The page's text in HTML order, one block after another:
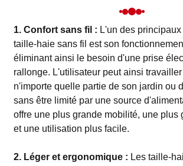
1. Confort sans fil : L'un des
taille-haie sans fil est son
éliminant ainsi le besoin d'une prise
rallonge. L'utilisateur peut ainsi
n'importe quelle partie de son jardin ou
sans être limité par une source
offre une plus grande mobilité, une plus
et une utilisation plus facile.
2. Léger et ergonomique : Les taille-